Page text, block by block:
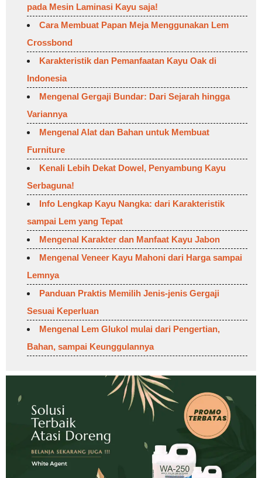
pada Mesin Laminasi Kayu saja!
Cara Membuat Papan Meja Menggunakan Lem
Crossbond
Karakteristik dan Pemanfaatan Kayu Oak di
Indonesia
Mengenal Gergaji Bundar: Dari Sejarah hingga
Variannya
Mengenal Alat dan Bahan untuk Membuat
Furniture
Kenali Lebih Dekat Dowel, Penyambung Kayu
Serbaguna!
Info Lengkap Kayu Nangka: dari Karakteristik
sampai Lem yang Tepat
Mengenal Karakter dan Manfaat Kayu Jabon
Mengenal Veneer Kayu Mahoni dari Harga sampai
Lemnya
Panduan Praktis Memilih Jenis-jenis Gergaji
Sesuai Keperluan
Mengenal Lem Glukol mulai dari Pengertian,
Bahan, sampai Keunggulannya